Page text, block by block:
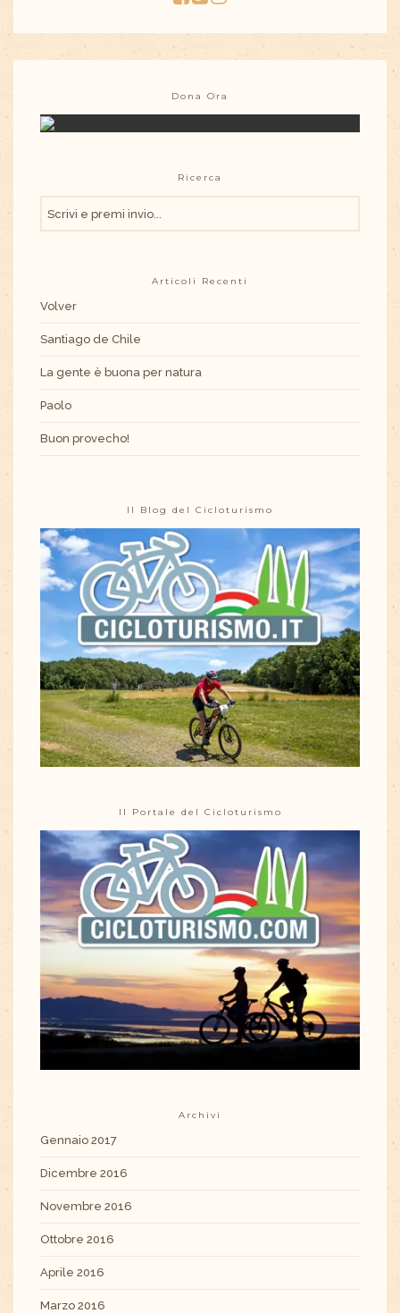
Dona Ora
Ricerca
Articoli Recenti
Volver
Santiago de Chile
La gente è buona per natura
Paolo
Buon provecho!
Il Blog del Cicloturismo
Il Portale del Cicloturismo
Archivi
Gennaio 2017
Dicembre 2016
Novembre 2016
Ottobre 2016
Aprile 2016
Marzo 2016